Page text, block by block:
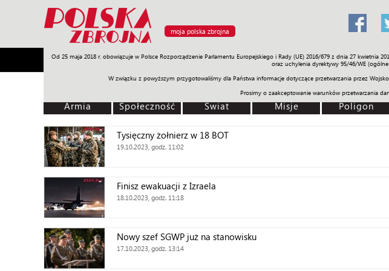
moja polska zbrojna
Od 25 maja 2018 r. obowiązuje w Polsce Rozporządzenie Parlamentu Europejskiego i Rady (UE) 2016/679 z dnia 27
oraz uchylenia dyrektywy 95/46/WE
W związku z powyższym przygotowaliśmy dla Państwa informacje dotyczące przetwarzania przez
Prosimy o zaakceptowanie warunków przetwarzania
Armia Poligon Sprzęt Misje Polityka Prawo Świat Społeczność Sport
Armia Społeczność Świat Misje Poligon
Tysięczny żołnierz w 18 BOT
19.10.2023, godz. 11:02
Finisz ewakuacji z Izraela
18.10.2023, godz. 11:18
Nowy szef SGWP już na stanowisku
17.10.2023, godz. 13:14